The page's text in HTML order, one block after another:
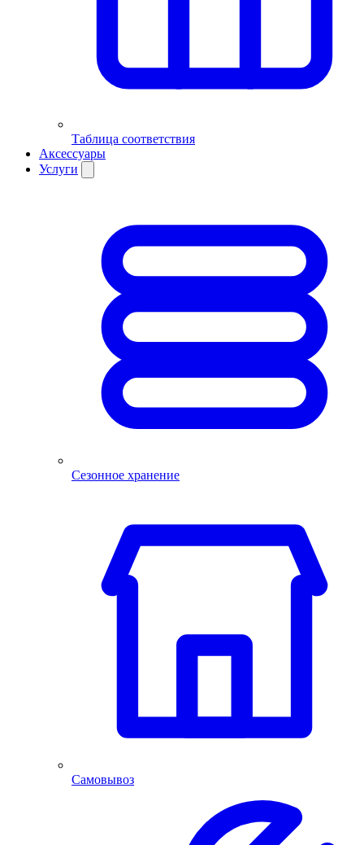
Таблица соответствия
Аксессуары
Услуги
Сезонное хранение
Самовывоз